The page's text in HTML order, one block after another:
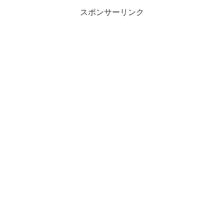
スポンサーリンク